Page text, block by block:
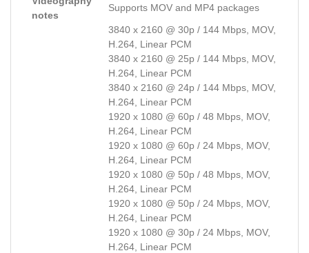
notes
Supports MOV and MP4 packages
3840 x 2160 @ 30p / 144 Mbps, MOV,
H.264, Linear PCM
3840 x 2160 @ 25p / 144 Mbps, MOV,
H.264, Linear PCM
3840 x 2160 @ 24p / 144 Mbps, MOV,
H.264, Linear PCM
1920 x 1080 @ 60p / 48 Mbps, MOV,
H.264, Linear PCM
1920 x 1080 @ 60p / 24 Mbps, MOV,
H.264, Linear PCM
1920 x 1080 @ 50p / 48 Mbps, MOV,
H.264, Linear PCM
1920 x 1080 @ 50p / 24 Mbps, MOV,
H.264, Linear PCM
1920 x 1080 @ 30p / 24 Mbps, MOV,
H.264, Linear PCM